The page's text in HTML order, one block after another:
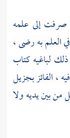
صرفت إلى علمه
العلم به رضى ،
لباغيه كتاب
، الفائز بجزيل
من بين يديه ولا